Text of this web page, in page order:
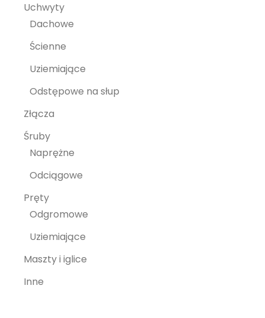
Uchwyty
Dachowe
Ścienne
Uziemiające
Odstępowe na słup
Złącza
Śruby
Naprężne
Odciągowe
Pręty
Odgromowe
Uziemiające
Maszty i iglice
Inne